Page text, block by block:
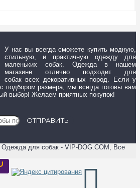
У нас вы всегда сможете купить модную,
стильную, и практичную одежду для
маленьких собак. Одежда в нашем
магазине отлично подходит для
собак всех декоративных пород. Если у
подбором размера, мы всегда готовы вам
выбор! Желаем приятных покупок!
ОТПРАВИТЬ
для собак - VIP-DOG.COM, Все